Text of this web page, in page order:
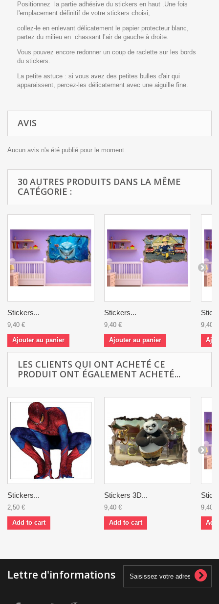
Positionnez la partie adhésive du stickers en haut .Une fois
l'emplacement définitif de votre stickers choisi,
collez-le en enlevant délicatement le papier protecteur blanc,
partez du milieu en chassant l’air de gauche à droite.
Vous pouvez encore redonner un coup de raclette sur les bords
du stickers.
La petite astuce : si vous avez des petites bulles d'air qui
apparaissent, percez-les délicatement avec une aiguille fine.
AVIS
Aucun avis n'a été publié pour le moment.
30 AUTRES PRODUITS DANS LA MÊME
CATÉGORIE :
Stickers...
9,40 €
Ajouter au panier
Stickers...
9,40 €
Ajouter au panier
9,40 €
LES CLIENTS QUI ONT ACHETÉ CE
PRODUIT ONT ÉGALEMENT ACHETÉ...
Stickers...
2,50 €
Add to cart
Stickers 3D...
9,40 €
Add to cart
9,40 €
Lettre d'informations